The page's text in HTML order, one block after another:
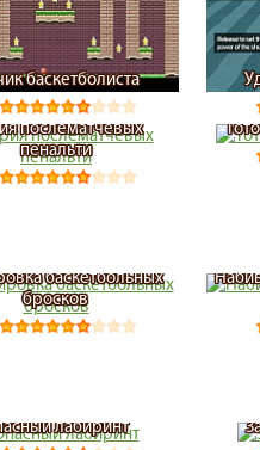
баскетболиста
послематчевых
пенальти
баскетбольных
бросков
лабиринт